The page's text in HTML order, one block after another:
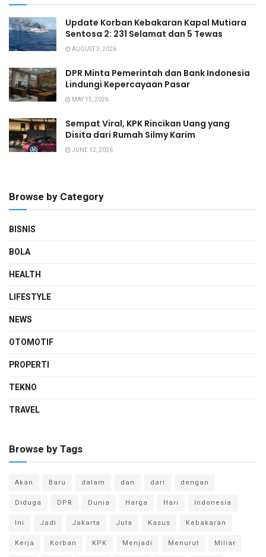
Update Korban Kebakaran Kapal Mutiara
Sentosa 2: 231 Selamat dan 5 Tewas
AUGUST 3, 2026
DPR Minta Pemerintah dan Bank Indonesia
Lindungi Kepercayaan Pasar
MAY 15, 2026
Sempat Viral, KPK Rincikan Uang yang
Disita dari Rumah Silmy Karim
JUNE 12, 2026
Browse by Category
BISNIS
BOLA
HEALTH
LIFESTYLE
NEWS
OTOMOTIF
PROPERTI
TEKNO
TRAVEL
Browse by Tags
Akan Baru dalam dan dari
dengan
Diduga
DPR Dunia Harga Hari
Indonesia
Ini
Jadi Jakarta Juta Kasus
Kebakaran
Kerja
Korban KPK Menjadi Menurut
Miliar